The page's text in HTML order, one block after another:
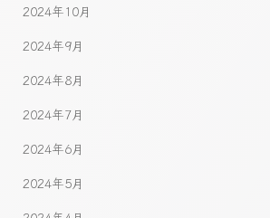
2024年10月
2024年9月
2024年8月
2024年7月
2024年6月
2024年5月